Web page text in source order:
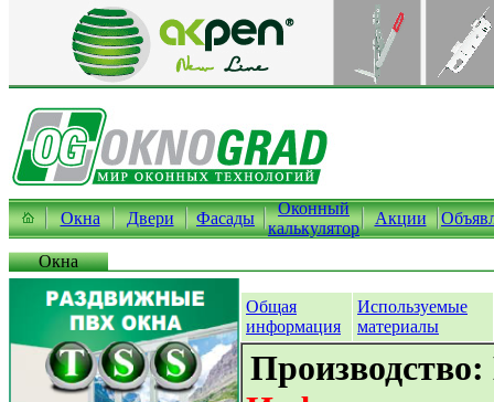
Окна Двери Фасады
Оконный
калькулятор
Акции
Окна
Общая
информация
Используемые
материалы